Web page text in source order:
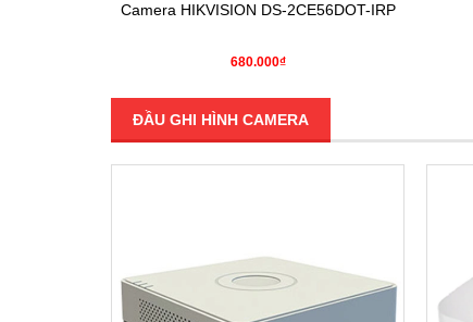
Camera HIKVISION DS-2CE56DOT-IRP
680.000₫
ĐẦU GHI HÌNH CAMERA